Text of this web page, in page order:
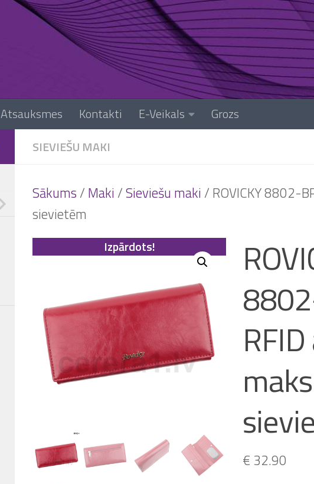
Atsauksmes Kontakti E-Veikals
Grozs
SIEVIEŠU MAKI
Sākums / Maki /Sieviešu maki / ROVICKY 8802-
sievietēm
Izpārdots!
maks
€ 32.90